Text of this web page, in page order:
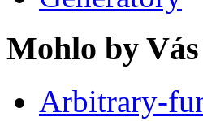
Mohlo by
Arbitrary-